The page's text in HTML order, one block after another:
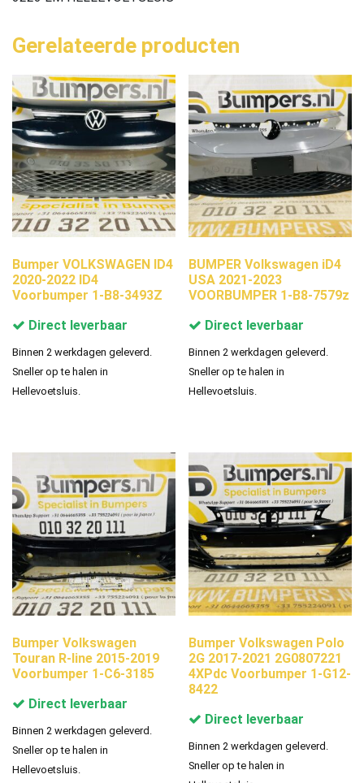
Gerelateerde producten
Bumper VOLKSWAGEN ID4
2020-2022 ID4
Voorbumper 1-B8-3493Z
Direct leverbaar
Binnen 2 werkdagen geleverd.
Sneller op te halen in
Hellevoetsluis.
BUMPER Volkswagen iD4
USA 2021-2023
VOORBUMPER 1-B8-7579z
Direct leverbaar
Binnen 2 werkdagen geleverd.
Sneller op te halen in
Hellevoetsluis.
Bumper Volkswagen
Touran R-line 2015-2019
Voorbumper 1-C6-3185
Direct leverbaar
Binnen 2 werkdagen geleverd.
Sneller op te halen in
Hellevoetsluis.
Bumper Volkswagen Polo
2G 2017-2021 2G0807221
4XPdc Voorbumper 1-G12-
8422
Direct leverbaar
Binnen 2 werkdagen geleverd.
Sneller op te halen in